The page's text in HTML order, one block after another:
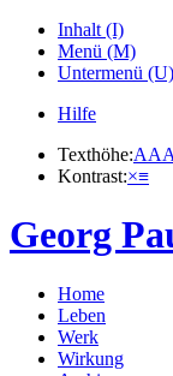
Inhalt (I)
Menü (M)
Untermenü (U)
Hilfe
Texthöhe:AAA
Kontrast:×≡
Georg
Home
Leben
Werk
Wirkung